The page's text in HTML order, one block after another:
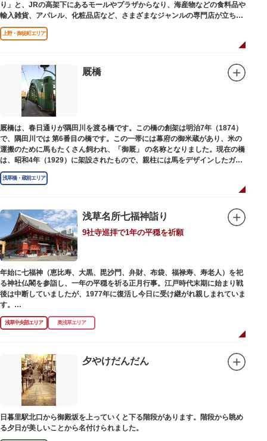
り」と、JRの高架下にあるモールやプラザからなり、海産物などの食料品や
輸入雑貨、アパレル、化粧品店など、さまざまなジャンルの専門店が立ち並
んでいます。活気ある呼び込みが飛び交うなかで、店員さんとの会話も楽し
みながら目玉商品や特価品を探せるのが魅力のひとつ。年末の叩き売りは風
アメ横のはじまりは、物資が底をついた第二次世界大戦後にできた闇市。多
くの闇市が的屋の仕切りであったのに対して、アメ横は満州からの復員兵が
共同体となり連合会を結成。出店を統制し、商店街が形成されました。
当時、JR上野駅のすぐ南に発生した闇市は、飴を販売する屋台があったこと
から「アメヤ横丁（飴屋通り）」と呼ばれるように。反対側のJR御徒町付近
には、アメリカ進駐軍の放出物資を販売する店ができたので「アメリカ横丁
（アメリカ通り）」と呼ばれるようになりました。この2つのエリアが統合
され、今の「アメ横」になったと言われています。
上野・御徒町エリア
厩橋
厩橋は、春日通りが隅田川を渡る橋です。この橋の創架は明治7年（1874）
で、隅田川では 第6番目の橋です。この一帯には幕府の御米蔵があり、米の
運搬のために馬もたくさん飼われ、「御厩」 の名称となりました。現在の橋
は、昭和4年（1929）に架設されたもので、親柱には馬をデザインしたガラ
ス細工が組み込まれています。
浅草橋・蔵前エリア
浅草名所七福神詣り
9社寺巡拝で1年の平穏を祈願
年始に七福神（恵比寿、大黒、毘沙門、弁財、布袋、福禄寿、寿老人）を祀
る神社仏閣を参詣し、一年の平穏を祈る正月行事。江戸時代末期に始まり戦
後は中断していましたが、1977年に復活し今日に受け継がれ親しまれていま
す。
浅草名所七福神の特徴は福禄寿、寿老人が2社ずつあり、巡る社寺が9ヶ所あ
るところ。九は数の究み、鳩と言う字にも使われていて、鳩は「集まる」と
絵馬をつけ、色紙・福絵に御朱印をいただきながら巡拝しましょう。
江戸文化発祥の地といわれる浅草には、観音様の境内を中心として広く各所
に名所・旧跡があります。七福神をめぐる途中、これらの名跡も訪ねながら
江戸文化の面影を偲んでみてはいかがでしょうか。
御利益にあやかりながらの散策は、福徳と心の安らぎを与えてくれることで
しょう。
浅草中央部エリア 奥浅草エリア
夕やけだんだん
日暮里駅北口から御殿坂を上っていくと下る階段があります。階段から眺め
る夕日が美しいことから名付けられました。